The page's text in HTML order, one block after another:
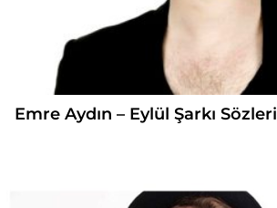
Emre Aydın – Eylül Şarkı Sözleri